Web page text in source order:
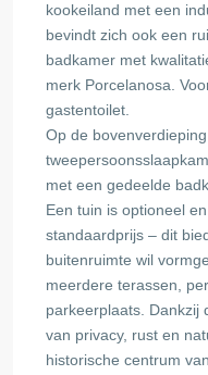
kookeiland met een
bevindt zich ook een
badkamer met
merk Porcelanosa.
gastentoilet.
Op de
met een gedeelde
Een tuin is optioneel
standaardprijs – dit
buitenruimte wil
meerdere terassen,
parkeerplaats. Dankzij
van privacy, rust en
historische centrum